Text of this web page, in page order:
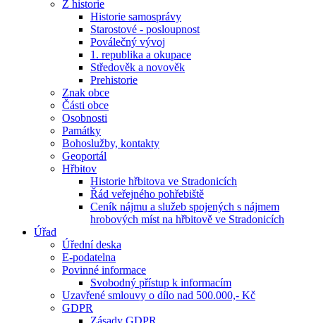
Z historie
Historie samosprávy
Starostové - posloupnost
Poválečný vývoj
1. republika a okupace
Středověk a novověk
Prehistorie
Znak obce
Části obce
Osobnosti
Památky
Bohoslužby, kontakty
Geoportál
Hřbitov
Historie hřbitova ve Stradonicích
Řád veřejného pohřebiště
Ceník nájmu a služeb spojených s nájmem
hrobových míst na hřbitově ve Stradonicích
Úřad
Úřední deska
E-podatelna
Povinné informace
Svobodný přístup k informacím
Uzavřené smlouvy o dílo nad 500.000,- Kč
GDPR
Zásady GDPR